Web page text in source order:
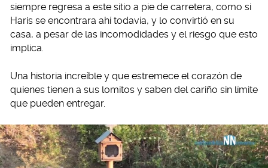
siempre regresa a este sitio a pie de carretera, como si
Haris se encontrara ahí todavía, y lo convirtió en su
casa, a pesar de las incomodidades y el riesgo que esto
implica.
Una historia increíble y que estremece el corazón de
quienes tienen a sus lomitos y saben del cariño sin límite
que pueden entregar.